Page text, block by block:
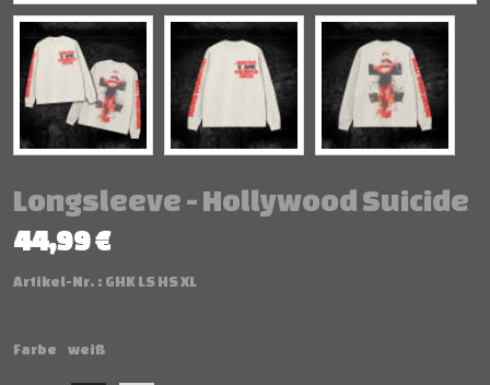
Longsleeve - Hollywood Suicide
44,99 €
Artikel-Nr. : GHK LS HS XL
Farbe weiß